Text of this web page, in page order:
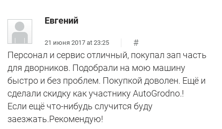
Евгений
21 июня 2017 at 23:25
#
Персонал и сервис отличный, покупал зап часть
для дворников. Подобрали на мою машину
быстро и без проблем. Покупкой доволен. Ещё и
сделали скидку как участнику AutoGrodno.!
Если ещё что-нибудь случится буду
заезжать.Рекомендую!